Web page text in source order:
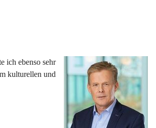
ich ebenso sehr
kulturellen und